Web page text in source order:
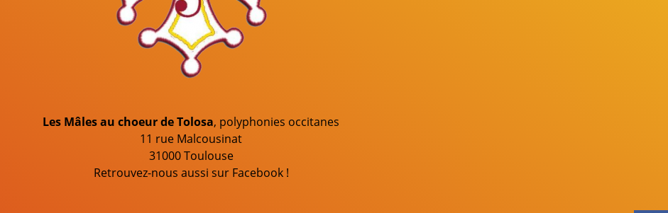
Les Mâles au choeur de Tolosa, polyphonies occitanes
11 rue Malcousinat
31000 Toulouse
Retrouvez-nous aussi sur Facebook !